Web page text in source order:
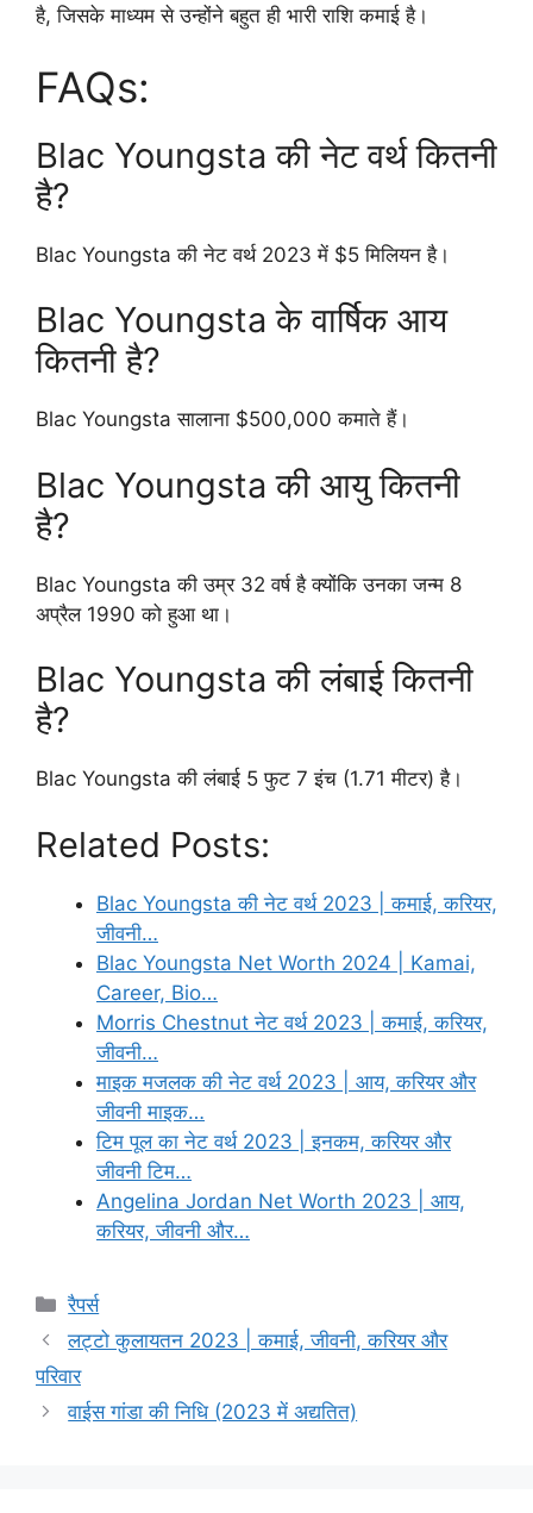
है, जिसके माध्यम से उन्होंने बहुत ही भारी राशि कमाई है।
FAQs:
Blac Youngsta की नेट वर्थ कितनी
है?
Blac Youngsta की नेट वर्थ 2023 में $5 मिलियन है।
Blac Youngsta के वार्षिक आय
कितनी है?
Blac Youngsta सालाना $500,000 कमाते हैं।
Blac Youngsta की आयु कितनी
है?
Blac Youngsta की उम्र 32 वर्ष है क्योंकि उनका जन्म 8
अप्रैल 1990 को हुआ था।
Blac Youngsta की लंबाई कितनी
है?
Blac Youngsta की लंबाई 5 फुट 7 इंच (1.71 मीटर) है।
Related Posts:
Blac Youngsta की नेट वर्थ 2023 | कमाई, करियर,
जीवनी…
Blac Youngsta Net Worth 2024 | Kamai,
Career, Bio…
Morris Chestnut नेट वर्थ 2023 | कमाई, करियर,
जीवनी…
माइक मजलक की नेट वर्थ 2023 | आय, करियर और
जीवनी माइक…
टिम पूल का नेट वर्थ 2023 | इनकम, करियर और
जीवनी टिम…
Angelina Jordan Net Worth 2023 | आय,
करियर, जीवनी और…
Categories
रैपर्स
लट्टो कुलायतन 2023 | कमाई, जीवनी, करियर और
परिवार
वाईस गांडा की निधि (2023 में अद्यतित)